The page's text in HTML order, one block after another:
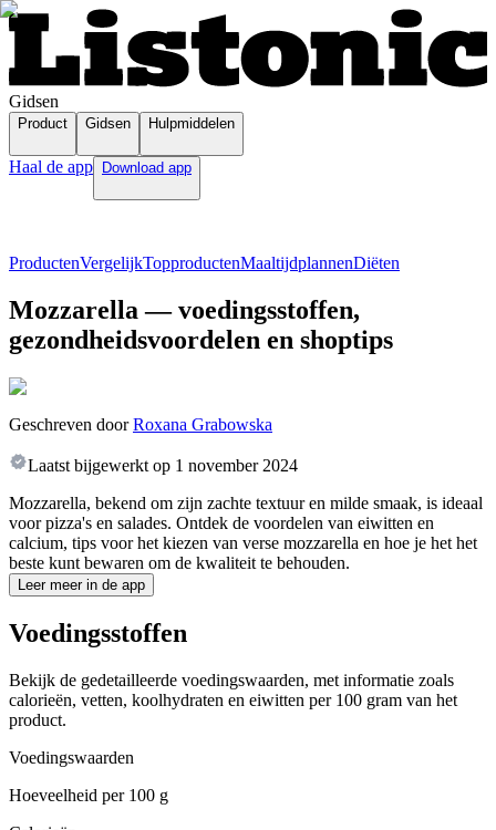
Gidsen
Product Gidsen Hulpmiddelen
Haal de app Download app
ProductenVergelijkTopproductenMaaltijdplannenDiëten
Mozzarella — voedingsstoffen,
gezondheidsvoordelen en shoptips
Geschreven door Roxana Grabowska
Laatst bijgewerkt op 1 november 2024
Mozzarella, bekend om zijn zachte textuur en milde smaak, is ideaal
voor pizza's en salades. Ontdek de voordelen van eiwitten en
calcium, tips voor het kiezen van verse mozzarella en hoe je het het
beste kunt bewaren om de kwaliteit te behouden.
Leer meer in de app
Voedingsstoffen
Bekijk de gedetailleerde voedingswaarden, met informatie zoals
calorieën, vetten, koolhydraten en eiwitten per 100 gram van het
product.
Voedingswaarden
Hoeveelheid per100 g